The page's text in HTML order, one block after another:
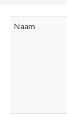
Naam